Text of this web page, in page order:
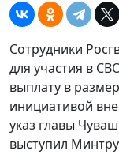
Сотрудники
для участия в
выплату в
инициативой
указ главы
выступил